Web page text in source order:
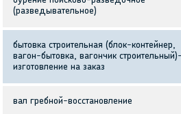
(разведывательное)
бытовка строительная (блок-контейнер,
вагон-бытовка, вагончик строительный)-
изготовление на заказ
вал гребной-восстановление